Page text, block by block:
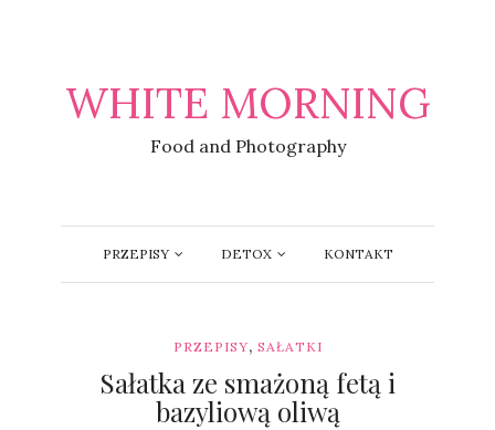
WHITE MORNING
Food and Photography
PRZEPISY DETOX KONTAKT
PRZEPISY, SAŁATKI
Sałatka ze smażoną fetą i
bazyliową oliwą